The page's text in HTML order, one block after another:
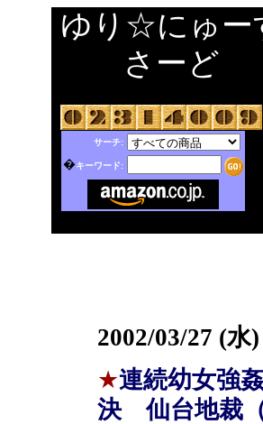
ゆり☆にゅー
さーど
サーチ:
�キーワード:
2002/03/27 (水)
★連続幼女強
決 仙台地裁（